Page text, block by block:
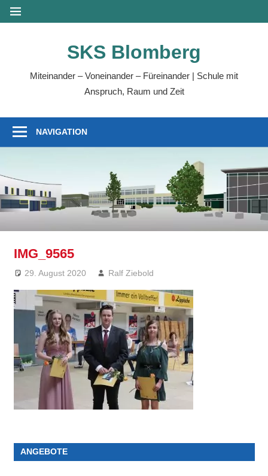
Zum
Inhalt
MENÜ
SKS Blomberg
Miteinander – Voneinander – Füreinander | Schule mit
Anspruch, Raum und Zeit
NAVIGATION
IMG_9565
29. August 2020 Ralf Ziebold
ANGEBOTE